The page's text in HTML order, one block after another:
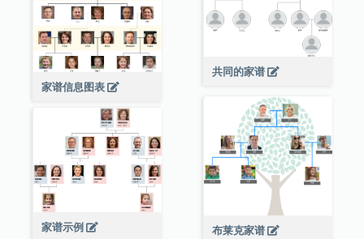
家谱信息图表
共同的家谱
布莱克家谱
家谱示例